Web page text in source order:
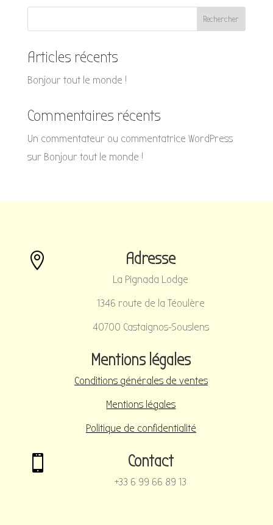
Rechercher
Articles récents
Bonjour tout le monde !
Commentaires récents
Un commentateur ou commentatrice WordPress
sur Bonjour tout le monde !
 Adresse
La Pignada Lodge
1346 route de la Téoulère
40700 Castaignos-Souslens
Mentions légales
Conditions générales de ventes
Mentions légales
Politique de confidentialité
 Contact
+33 6 99 66 89 13